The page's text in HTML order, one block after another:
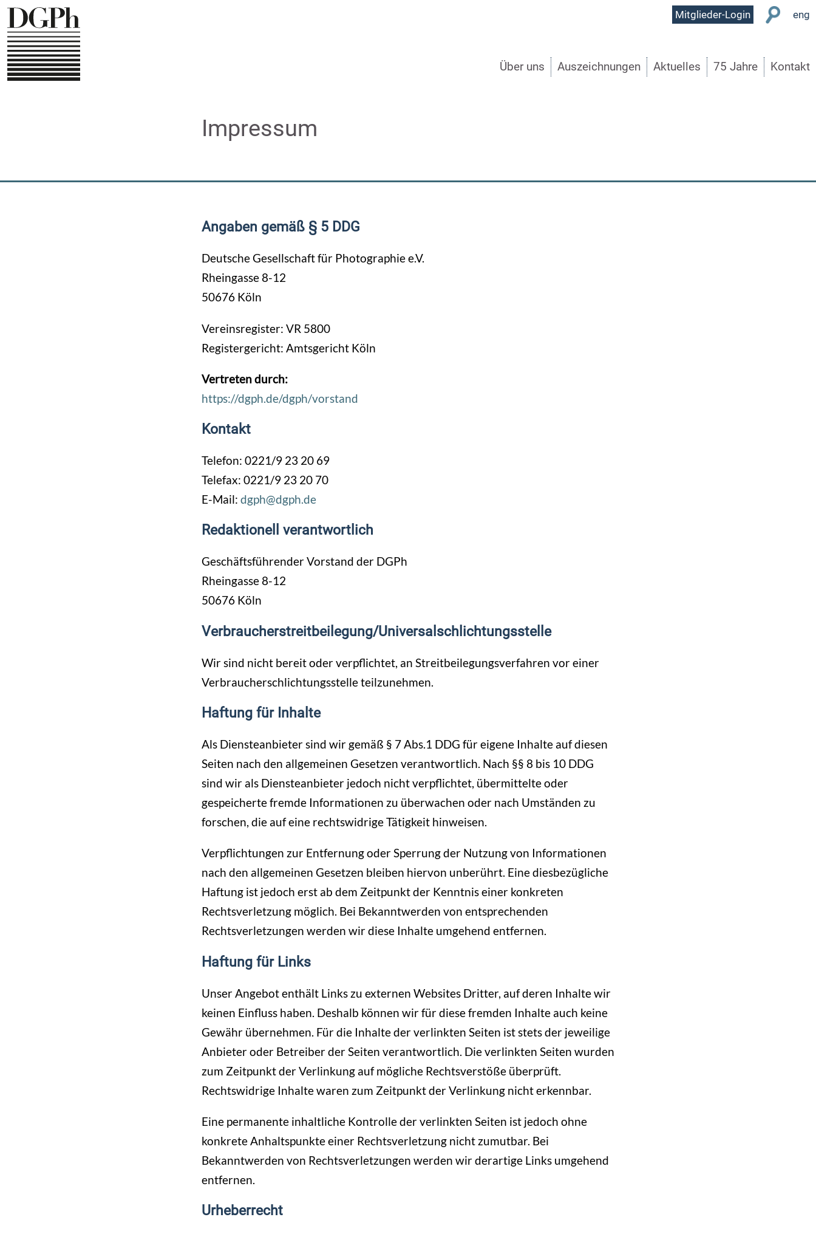
Direkt
zum
Inhalt
User
Mitglieder-Login eng
Über uns Auszeichnungen Aktuelles 75 Jahre Kontakt
Impressum
Angaben gemäß § 5 DDG
Deutsche Gesellschaft für Photographie e.V.
Rheingasse 8-12
50676 Köln
Vereinsregister: VR 5800
Registergericht: Amtsgericht Köln
Vertreten durch:
https://dgph.de/dgph/vorstand
Kontakt
Telefon: 0221/9 23 20 69
Telefax: 0221/9 23 20 70
E-Mail: dgph@dgph.de
Redaktionell verantwortlich
Geschäftsführender Vorstand der DGPh
Rheingasse 8-12
50676 Köln
Verbraucher­streit­beilegung/Universal­schlichtungs­stelle
Wir sind nicht bereit oder verpflichtet, an Streitbeilegungsverfahren vor einer
Verbraucherschlichtungsstelle teilzunehmen.
Haftung für Inhalte
Als Diensteanbieter sind wir gemäß § 7 Abs.1 DDG für eigene Inhalte auf diesen
Seiten nach den allgemeinen Gesetzen verantwortlich. Nach §§ 8 bis 10 DDG
sind wir als Diensteanbieter jedoch nicht verpflichtet, übermittelte oder
gespeicherte fremde Informationen zu überwachen oder nach Umständen zu
forschen, die auf eine rechtswidrige Tätigkeit hinweisen.
Verpflichtungen zur Entfernung oder Sperrung der Nutzung von Informationen
nach den allgemeinen Gesetzen bleiben hiervon unberührt. Eine diesbezügliche
Haftung ist jedoch erst ab dem Zeitpunkt der Kenntnis einer konkreten
Rechtsverletzung möglich. Bei Bekanntwerden von entsprechenden
Rechtsverletzungen werden wir diese Inhalte umgehend entfernen.
Haftung für Links
Unser Angebot enthält Links zu externen Websites Dritter, auf deren Inhalte wir
keinen Einfluss haben. Deshalb können wir für diese fremden Inhalte auch keine
Gewähr übernehmen. Für die Inhalte der verlinkten Seiten ist stets der jeweilige
Anbieter oder Betreiber der Seiten verantwortlich. Die verlinkten Seiten wurden
zum Zeitpunkt der Verlinkung auf mögliche Rechtsverstöße überprüft.
Rechtswidrige Inhalte waren zum Zeitpunkt der Verlinkung nicht erkennbar.
Eine permanente inhaltliche Kontrolle der verlinkten Seiten ist jedoch ohne
konkrete Anhaltspunkte einer Rechtsverletzung nicht zumutbar. Bei
Bekanntwerden von Rechtsverletzungen werden wir derartige Links umgehend
entfernen.
Urheberrecht